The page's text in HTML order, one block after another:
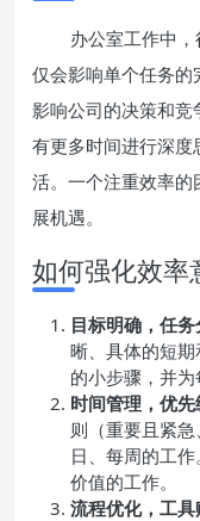
办公室工作中
仅会影响单个任务
影响公司的决策和竞
有更多时间进行深
活。一个注重效率
展机遇。
如何强化效率
目标明确，任务
晰、具体的短
的小步骤，并为
时间管理，优先
则（重要且紧
日、每周的工
价值的工作。
流程优化，工具